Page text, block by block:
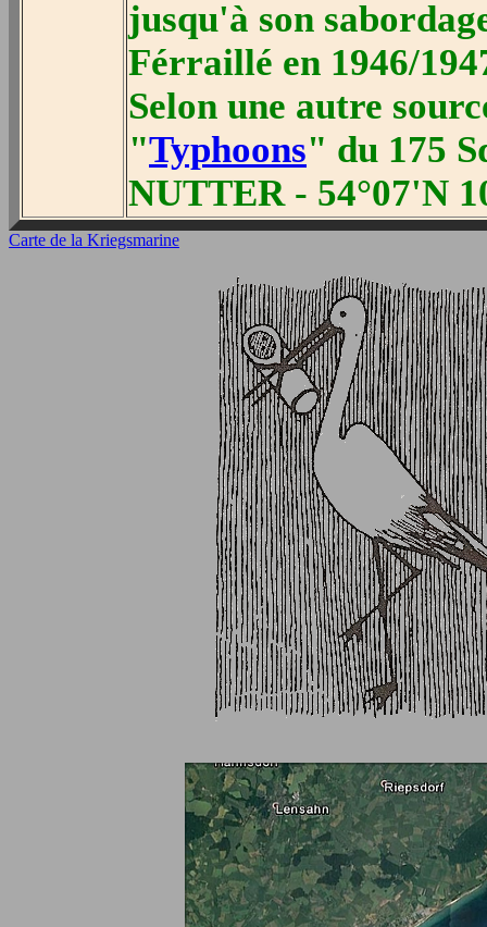
jusqu'à son
Férraillé en 1946/
Selon une autre
"Typhoons" du 175
NUTTER - 54°07'N
Carte de la Kriegsmarine